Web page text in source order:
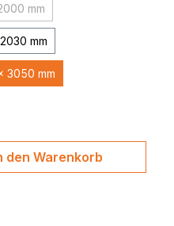
nicht verfügbar.)
mm
(Diese Option ist zurzeit nicht
nicht verfügbar.)
mm
nicht verfügbar.)
3050 mm
den
den Warenkorb